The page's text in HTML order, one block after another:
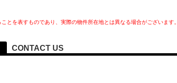
とを表すものであり、実際の物件所在地とは異なる場合がございます。
CONTACT US